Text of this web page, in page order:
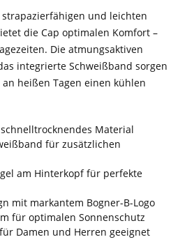
und leichten
die Cap optimalen Komfort –
Die atmungsaktiven
integrierte Schweißband sorgen
heißen Tagen einen kühlen
Material
für zusätzlichen
am Hinterkopf für perfekte
mit markantem Bogner-B-Logo
für optimalen Sonnenschutz
Damen und Herren geeignet